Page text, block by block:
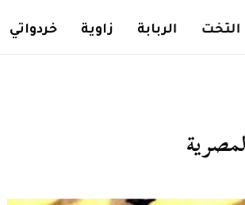
التخت الربابة زاوية خردواتي